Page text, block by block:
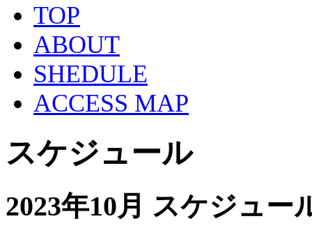
TOP
ABOUT
SHEDULE
ACCESS MAP
スケジュール
2023年10月 スケジュー